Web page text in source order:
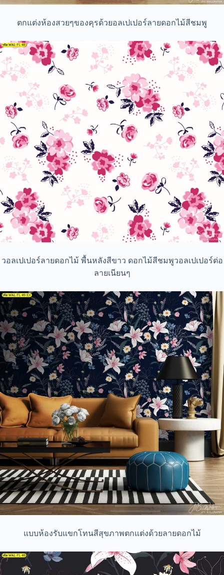
ตกแต่งห้องสวยๆของคุรด้วยอลเปเปอร์ลายดอกไม้สีชมพู
วอลเปเปอร์ลายดอกไม้ พื้นหลังสีขาว ดอกไม้สีชมพูวอลเปเปอร์ต่อ
ลายเนียนๆ
แบบห้องรับแขกโทนสีสุขภาพตกแต่งด้วยลายดอกไม้